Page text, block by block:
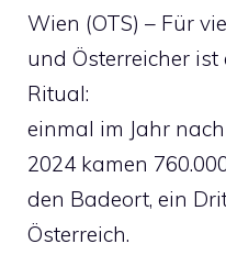
Wien (OTS) – Für
und Österreicher ist
Ritual:
einmal im Jahr
2024 kamen
den Badeort, ein
Österreich.